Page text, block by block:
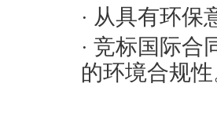
· 从具有环保
· 竞标国际合
的环境合规性